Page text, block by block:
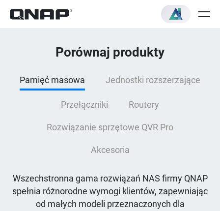
Porównaj produkty
Pamięć masowa Jednostki rozszerzające
Przełączniki Routery
Rozwiązanie sprzętowe QVR Pro
Akcesoria
Wszechstronna gama rozwiązań NAS firmy QNAP
spełnia różnorodne wymogi klientów, zapewniając
od małych modeli przeznaczonych dla